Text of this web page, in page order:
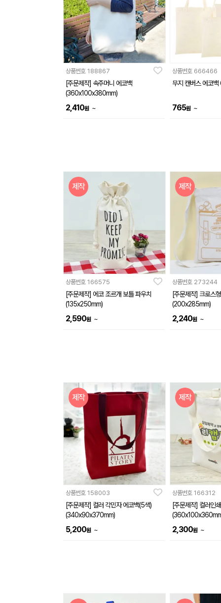
상품번호 188867
[주문제작] 속주머니 에코백
(360x100x380mm)
2,410원 ~
상품번호 666466
무지 캔버스 에코
765원 ~
제작
상품번호 166575
[주문제작] 에코 조르개 보틀 파우치
(135x250mm)
2,590원 ~
제작
상품번호 273244
[주문제작] 크로스
(200x285mm)
2,240원 ~
제작
상품번호 158003
[주문제작] 컬러 각민자 에코백(5색)
(340x90x370mm)
5,200원 ~
제작
상품번호 166312
[주문제작] 컬러인
2,300원 ~